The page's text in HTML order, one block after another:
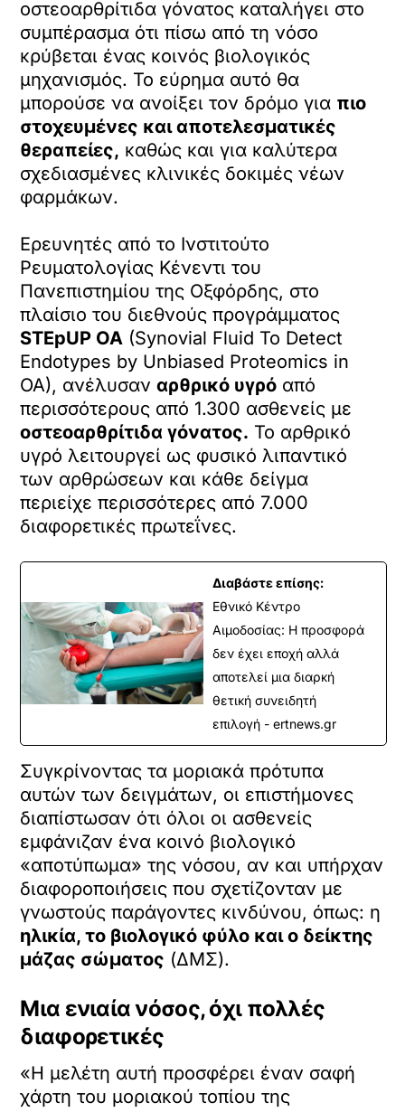
οστεοαρθρίτιδα γόνατος καταλήγει στο
συμπέρασμα ότι πίσω από τη νόσο
κρύβεται ένας κοινός βιολογικός
μηχανισμός. Το εύρημα αυτό θα
μπορούσε να ανοίξει τον δρόμο για πιο
στοχευμένες και αποτελεσματικές
θεραπείες, καθώς και για καλύτερα
σχεδιασμένες κλινικές δοκιμές νέων
φαρμάκων.
Ερευνητές από το Ινστιτούτο
Ρευματολογίας Κένεντι του
Πανεπιστημίου της Οξφόρδης, στο
πλαίσιο του διεθνούς προγράμματος
STEpUP OA (Synovial Fluid To Detect
Endotypes by Unbiased Proteomics in
OA), ανέλυσαναρθρικό υγρό από
περισσότερους από 1.300 ασθενείς με
οστεοαρθρίτιδα γόνατος. Το αρθρικό
υγρό λειτουργεί ως φυσικό λιπαντικό
των αρθρώσεων και κάθε δείγμα
περιείχε περισσότερες από 7.000
διαφορετικές πρωτεΐνες.
Διαβάστε επίσης:
Εθνικό Κέντρο
Αιμοδοσίας: H προσφορά
δεν έχει εποχή αλλά
αποτελεί μια διαρκή
θετική συνειδητή
επιλογή - ertnews.gr
Συγκρίνοντας τα μοριακά πρότυπα
αυτών των δειγμάτων, οι επιστήμονες
διαπίστωσαν ότι όλοι οι ασθενείς
εμφάνιζαν ένα κοινό βιολογικό
«αποτύπωμα» της νόσου, αν και υπήρχαν
διαφοροποιήσεις που σχετίζονταν με
γνωστούς παράγοντες κινδύνου, όπως: η
ηλικία, το βιολογικό φύλο και ο δείκτης
μάζας σώματος (ΔΜΣ).
Μια ενιαία νόσος, όχι πολλές
διαφορετικές
«Η μελέτη αυτή προσφέρει έναν σαφή
χάρτη του μοριακού τοπίου της